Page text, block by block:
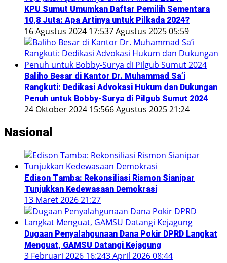
KPU Sumut Umumkan Daftar Pemilih Sementara
10,8 Juta: Apa Artinya untuk Pilkada 2024?
16 Agustus 2024 17:537 Agustus 2025 05:59
Baliho Besar di Kantor Dr. Muhammad Sa’i
Rangkuti: Dedikasi Advokasi Hukum dan Dukungan
Penuh untuk Bobby-Surya di Pilgub Sumut 2024
24 Oktober 2024 15:566 Agustus 2025 21:24
Nasional
Edison Tamba: Rekonsiliasi Rismon Sianipar
Tunjukkan Kedewasaan Demokrasi
13 Maret 2026 21:27
Dugaan Penyalahgunaan Dana Pokir DPRD Langkat
Menguat, GAMSU Datangi Kejagung
3 Februari 2026 16:243 April 2026 08:44